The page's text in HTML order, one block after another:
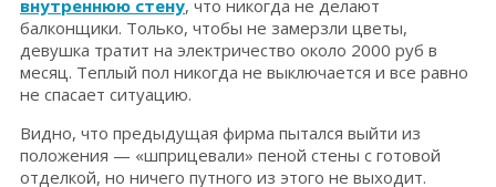
внутреннюю стену, что никогда не делают
балконщики. Только, чтобы не замерзли цветы,
девушка тратит на электричество около 2000 руб в
месяц. Теплый пол никогда не выключается и все равно
не спасает ситуацию.
Видно, что предыдущая фирма пытался выйти из
положения — «шприцевали» пеной стены с готовой
отделкой, но ничего путного из этого не выходит.